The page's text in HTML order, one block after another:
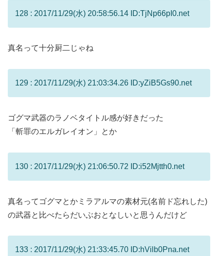
128 : 2017/11/29(水) 20:58:56.14 ID:TjNp66pI0.net
真名って十分厨二じゃね
129 : 2017/11/29(水) 21:03:34.26 ID:yZiB5Gs90.net
ゴグマ武器のラノベタイトル感が好きだった
「斬罪のエルガレイオン」とか
130 : 2017/11/29(水) 21:06:50.72 ID:i52Mjtth0.net
真名ってゴグマとかミラアルマの素材元(名前ド忘れした)
の武器と比べたらだいぶおとなしいと思うんだけど
133 : 2017/11/29(水) 21:33:45.70 ID:hVilb0Pna.net